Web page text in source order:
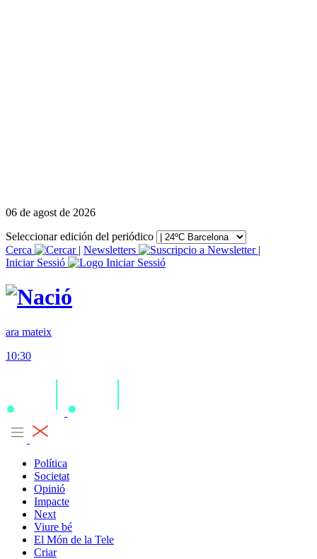
06 de agost de 2026
Seleccionar edición del periódico
Cerca
| Newsletters
|
Iniciar Sessió
ara mateix
10:30
Política
Societat
Opinió
Impacte
Next
Viure bé
El Món de la Tele
Criar